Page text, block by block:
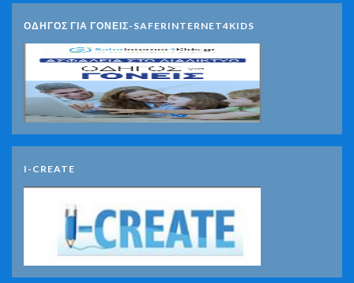
ΟΔΗΓΟΣ ΓΙΑ ΓΟΝΕΙΣ-SAFERINTERNET4KIDS
I-CREATE